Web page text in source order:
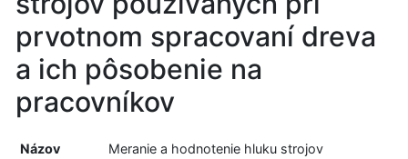
prvotnom spracovaní dreva
a ich pôsobenie na
pracovníkov
Názov
Meranie a hodnotenie hluku strojov